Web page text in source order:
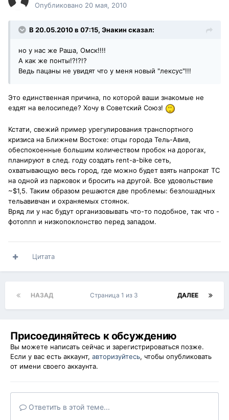
Опубликовано 20 мая, 2010
В 20.05.2010 в 07:15, Энакин сказал:
но у нас же Раша, Омск!!!!
А как же понты!?!?!?
Ведь пацаны не увидят что у меня новый "лексус"!!!
Это единственная причина, по которой ваши знакомые не
ездят на велосипеде? Хочу в Советский Союз!
Кстати, свежий пример урегулирования транспортного
кризиса на Ближнем Востоке: отцы города Тель-Авив,
обеспокоенные большим количеством пробок на дорогах,
планируют в след. году создать rent-a-bike сеть,
охватывающую весь город, где можно будет взять напрокат ТС
на одной из парковок и бросить на другой. Все удовольствие
~$1,5. Таким образом решаются две проблемы: безлошадных
тельавивчан и охраняемых стоянок.
Вряд ли у нас будут организовывать что-то подобное, так что -
фотоппп и низкопоклонство перед западом.
Цитата
НАЗАД ДАЛЕЕ
Страница 1 из 3
Присоединяйтесь к обсуждению
Вы можете написать сейчас и зарегистрироваться позже.
Если у вас есть аккаунт, авторизуйтесь, чтобы опубликовать
от имени своего аккаунта.
Ответить в этой теме...